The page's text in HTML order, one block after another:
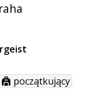
początkujący